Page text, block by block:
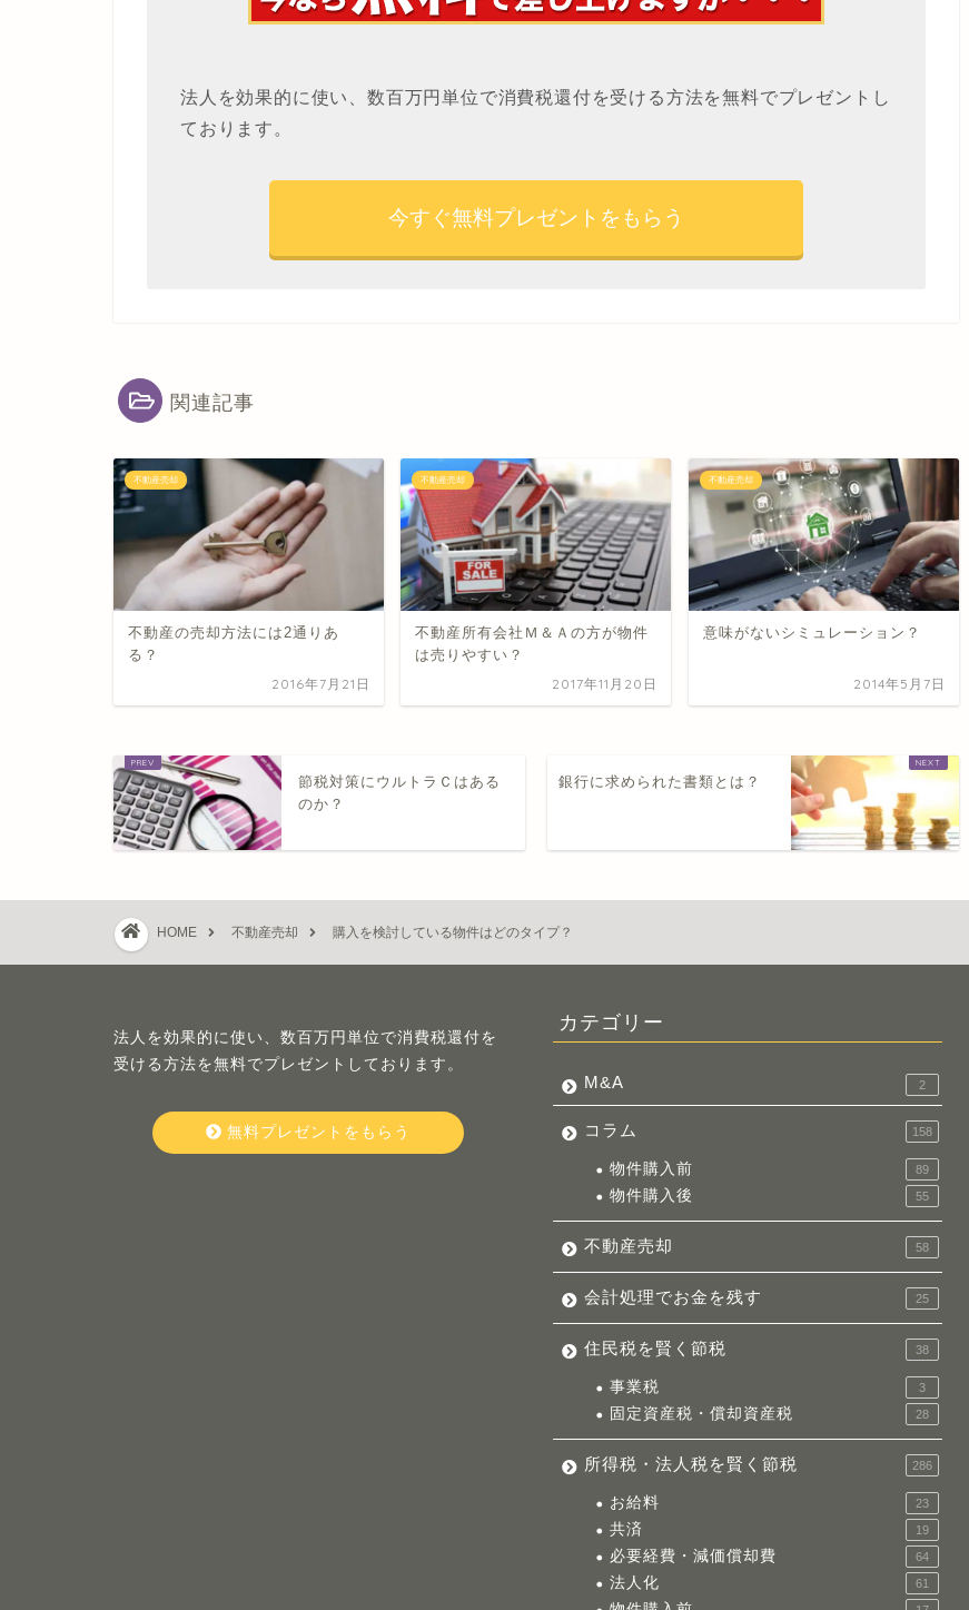
法人を効果的に使い、数百万円単位で消費税還付を受ける方法を無料でプレゼントし
ております。
今すぐ無料プレゼントをもらう
関連記事
不動産売却
不動産の売却方法には2通りあ
る？
2016年7月21日
不動産売却
不動産所有会社Ｍ＆Ａの方が物件
は売りやすい？
2017年11月20日
不動産売却
意味がないシミュレーション？
2014年5月7日
節税対策にウルトラＣはある
のか？
銀行に求められた書類とは？
HOME 不動産売却 購入を検討している物件はどのタイプ？
法人を効果的に使い、数百万円単位で消費税還付を
受ける方法を無料でプレゼントしております。
無料プレゼントをもらう
カテゴリー
M&A 2
コラム 158
物件購入前 89
物件購入後 55
不動産売却 58
会計処理でお金を残す 25
住民税を賢く節税 38
事業税 3
固定資産税・償却資産税 28
所得税・法人税を賢く節税 286
お給料 23
共済 19
必要経費・減価償却費 64
法人化 61